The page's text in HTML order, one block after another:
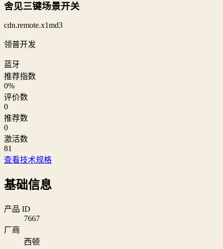
舍见三键场景开关
cdn.remote.x1md3
领普开发
蓝牙
推荐指数
0%
评价数
0
推荐数
0
激活数
81
查看技术规格
基础信息
产品 ID
7667
厂商
西顿